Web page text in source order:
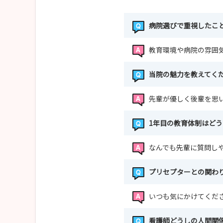
病院選びで重視したこ
教育環境や病院の雰囲
当院の魅力を教えてく
先輩が優しく後輩を思
1年目の教育体制はど
なんでも先輩に質問し
プリセプターとの関わ
いつも気にかけてくだ
看護師どうしの人間関